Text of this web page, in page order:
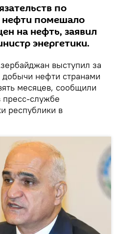
по
нефти помешало
на нефть, заявил
энергетики.
выступил за
нефти странами
месяцев, сообщили
пресс-службе
республики в